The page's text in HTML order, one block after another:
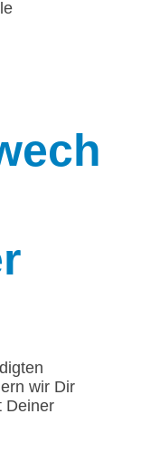
wir Dir
Deiner